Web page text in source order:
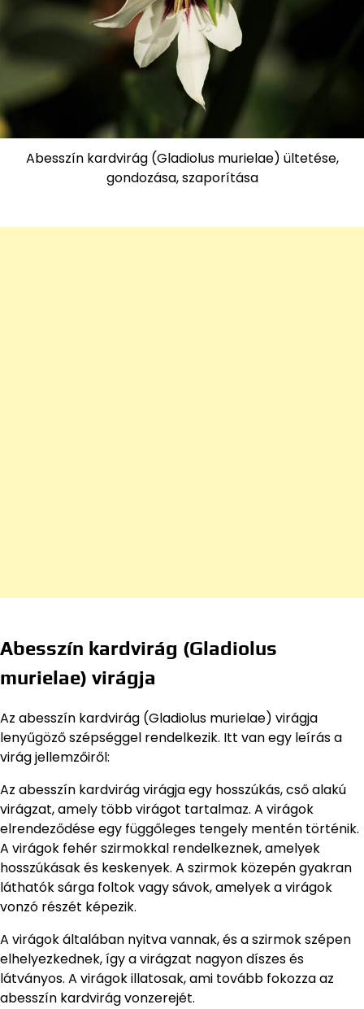
Abesszín kardvirág (Gladiolus murielae) ültetése,
gondozása, szaporítása
Abesszín kardvirág (Gladiolus
murielae) virágja
Az abesszín kardvirág (Gladiolus murielae) virágja
lenyűgöző szépséggel rendelkezik. Itt van egy leírás a
virág jellemzőiről:
Az abesszín kardvirág virágja egy hosszúkás, cső alakú
virágzat, amely több virágot tartalmaz. A virágok
elrendeződése egy függőleges tengely mentén történik.
A virágok fehér szirmokkal rendelkeznek, amelyek
hosszúkásak és keskenyek. A szirmok közepén gyakran
láthatók sárga foltok vagy sávok, amelyek a virágok
vonzó részét képezik.
A virágok általában nyitva vannak, és a szirmok szépen
elhelyezkednek, így a virágzat nagyon díszes és
látványos. A virágok illatosak, ami tovább fokozza az
abesszín kardvirág vonzerejét.